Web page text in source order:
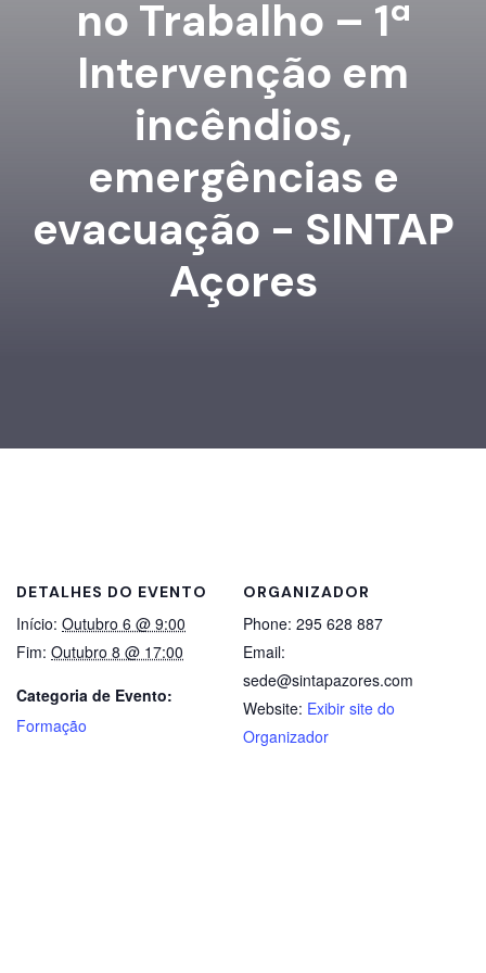
no Trabalho – 1ª
Intervenção em
incêndios,
emergências e
evacuação - SINTAP
Açores
DETALHES DO EVENTO
Início: Outubro 6 @ 9:00
Fim: Outubro 8 @ 17:00
Categoria de Evento:
Formação
ORGANIZADOR
Phone: 295 628 887
Email:
sede@sintapazores.com
Website: Exibir site do
Organizador